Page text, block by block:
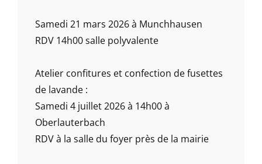
Samedi 21 mars 2026 à Munchhausen
RDV 14h00 salle polyvalente
Atelier confitures et confection de fusettes
de lavande :
Samedi 4 juillet 2026 à 14h00 à
Oberlauterbach
RDV à la salle du foyer près de la mairie